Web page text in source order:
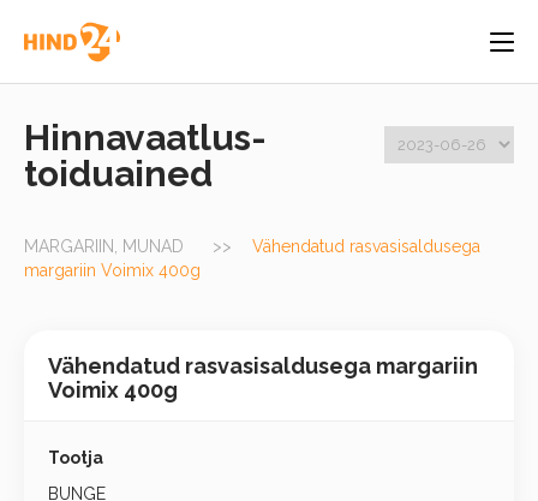
Hinnavaatlus-
toiduained
MARGARIIN, MUNAD
Vähendatud rasvasisaldusega
margariin Voimix 400g
Vähendatud rasvasisaldusega margariin
Voimix 400g
Tootja
BUNGE